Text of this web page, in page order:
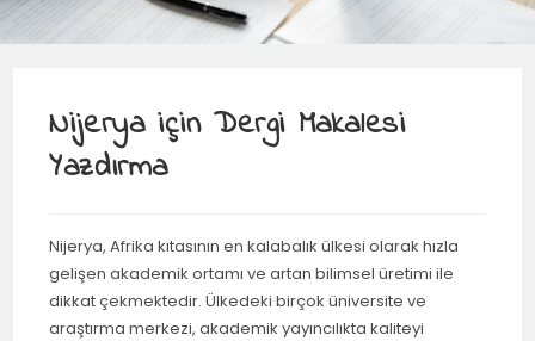
Nijerya için Dergi Makalesi
Yazdırma
Nijerya, Afrika kıtasının en kalabalık ülkesi olarak hızla
gelişen akademik ortamı ve artan bilimsel üretimi ile
dikkat çekmektedir. Ülkedeki birçok üniversite ve
araştırma merkezi, akademik yayıncılıkta kaliteyi